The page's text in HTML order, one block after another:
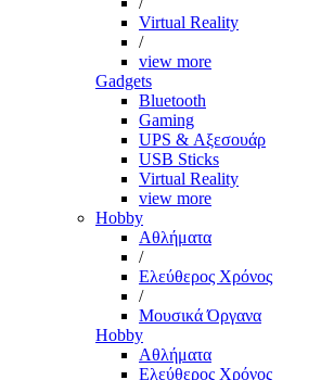
Virtual Reality
/
view more
Gadgets
Bluetooth
Gaming
UPS & Αξεσουάρ
USB Sticks
Virtual Reality
view more
Hobby
Αθλήματα
/
Ελεύθερος Χρόνος
/
Μουσικά Όργανα
Hobby
Αθλήματα
Ελεύθερος Χρόνος